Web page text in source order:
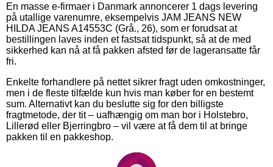
En masse e-firmaer i Danmark annoncerer 1 dags levering
på utallige varenumre, eksempelvis JAM JEANS NEW
HILDA JEANS A14553C (Grå., 26), som er forudsat at
bestillingen laves inden et fastsat tidspunkt, så at de med
sikkerhed kan nå at få pakken afsted før de lageransatte får
fri.
Enkelte forhandlere på nettet sikrer fragt uden omkostninger,
men i de fleste tilfælde kun hvis man køber for en bestemt
sum. Alternativt kan du beslutte sig for den billigste
fragtmetode, der tit – uafhængig om man bor i Holstebro,
Lillerød eller Bjerringbro – vil være at få dem til at bringe
pakken til en pakkeshop.